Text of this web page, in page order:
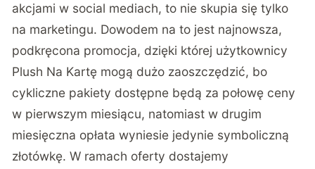
akcjami w social mediach, to nie skupia się tylko
na marketingu. Dowodem na to jest najnowsza,
podkręcona promocja, dzięki której użytkownicy
Plush Na Kartę mogą dużo zaoszczędzić, bo
cykliczne pakiety dostępne będą za połowę ceny
w pierwszym miesiącu, natomiast w drugim
miesięczna opłata wyniesie jedynie symboliczną
złotówkę. W ramach oferty dostajemy